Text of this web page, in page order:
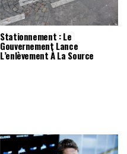
Stationnement : Le
Gouvernement Lance
L’enlèvement À La Source